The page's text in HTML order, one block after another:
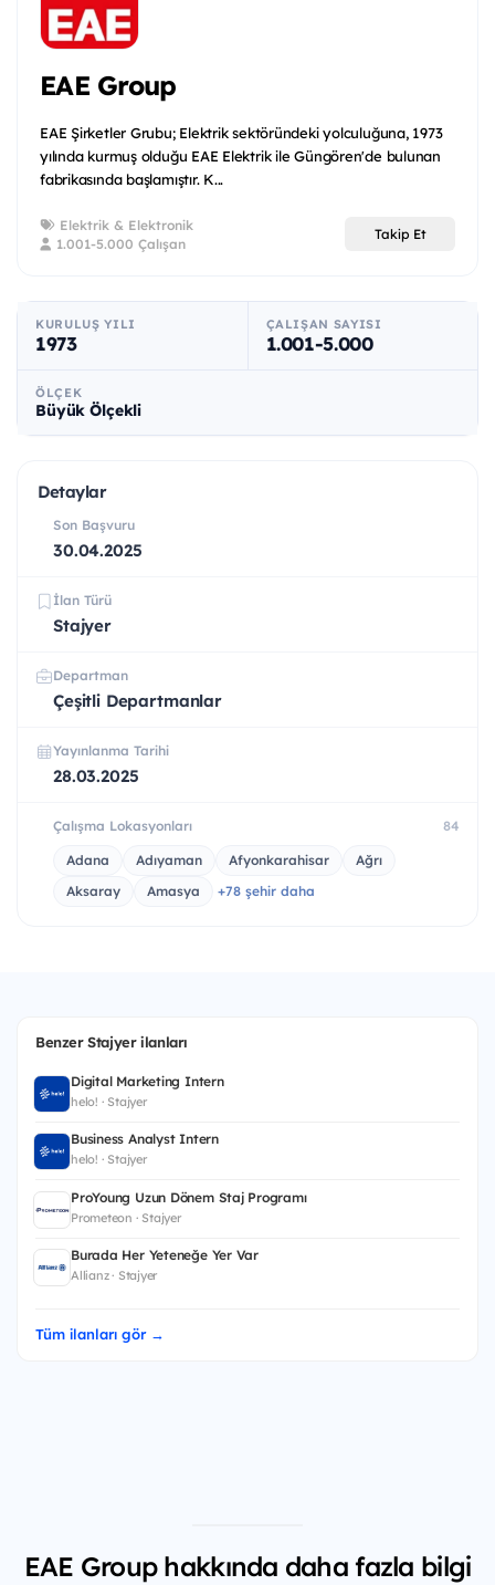
EAE Group
EAE Şirketler Grubu; Elektrik sektöründeki yolculuğuna, 1973
yılında kurmuş olduğu EAE Elektrik ile Güngören'de bulunan
fabrikasında başlamıştır. K...
Elektrik & Elektronik
1.001-5.000 Çalışan
Takip Et
KURULUŞ YILI
1973
ÇALIŞAN SAYISI
1.001-5.000
ÖLÇEK
Büyük Ölçekli
Detaylar
Son Başvuru
30.04.2025
İlan Türü
Stajyer
Departman
Çeşitli Departmanlar
Yayınlanma Tarihi
28.03.2025
Çalışma Lokasyonları 84
Adana Adıyaman Afyonkarahisar
Ağrı
Aksaray
Amasya +78 şehir daha
Benzer Stajyer ilanları
Digital Marketing Intern
helo! · Stajyer
Business Analyst Intern
helo! · Stajyer
ProYoung Uzun Dönem Staj Programı
Prometeon · Stajyer
Burada Her Yeteneğe Yer Var
Allianz · Stajyer
Tüm ilanları gör →
EAE Group hakkında daha fazla bilgi